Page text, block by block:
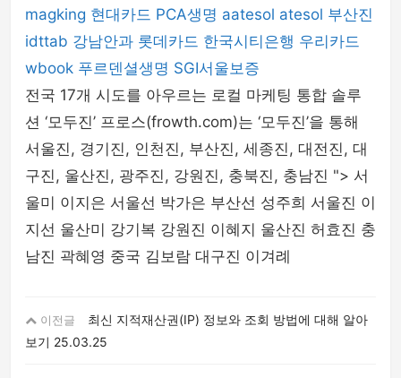
magking 현대카드 PCA생명 aatesol atesol 부산진
idttab 강남안과 롯데카드 한국시티은행 우리카드
wbook 푸르덴셜생명 SGI서울보증
전국 17개 시도를 아우르는 로컬 마케팅 통합 솔루
션 ‘모두진’ 프로스(frowth.com)는 ‘모두진’을 통해
서울진, 경기진, 인천진, 부산진, 세종진, 대전진, 대
구진, 울산진, 광주진, 강원진, 충북진, 충남진 "> 서
울미 이지은 서울선 박가은 부산선 성주희 서울진 이
지선 울산미 강기복 강원진 이혜지 울산진 허효진 충
남진 곽혜영 중국 김보람 대구진 이겨례
이전글
최신 지적재산권(IP) 정보와 조회 방법에 대해 알아
보기 25.03.25